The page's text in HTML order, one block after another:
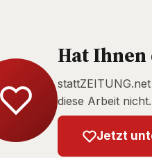
Hat
diese Arbeit nicht.
Jetzt